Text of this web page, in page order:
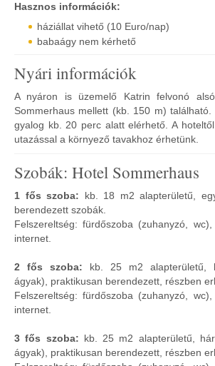
Hasznos információk:
háziállat vihető (10 Euro/nap)
babaágy nem kérhető
Nyári információk
A nyáron is üzemelő Katrin felvonó
Sommerhaus mellett (kb. 150 m) található.
gyalog kb. 20 perc alatt elérhető. A
utazással a környező tavakhoz érhetünk.
Szobák: Hotel Sommerhaus
1 fős szoba: kb. 18 m2 alapterületű,
berendezett szobák.
Felszereltség: fürdőszoba (zuhanyzó,
internet.
2 fős szoba: kb. 25 m2 alapterületű,
ágyak), praktikusan berendezett, részben
Felszereltség: fürdőszoba (zuhanyzó,
internet.
3 fős szoba: kb. 25 m2 alapterületű,
ágyak), praktikusan berendezett, részben